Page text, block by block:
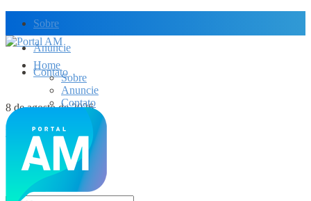
Sobre
Anuncie
Contato
8 de agosto de 2026
Dólar Hoje
Home
Sobre
Anuncie
Contato
Economia
Polícia
Cultura
Brasil
Mundo